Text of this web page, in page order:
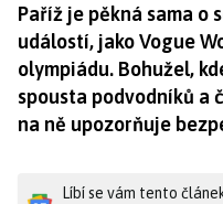
Paříž je pěkná sama o
událostí, jako Vogue
olympiádu. Bohužel,
spousta podvodníků a
na ně upozorňuje
Líbí se vám tento